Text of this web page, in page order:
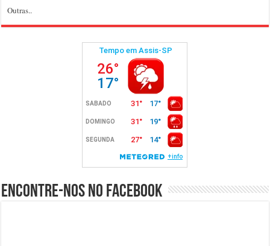
Outras..
Encontre-nos no Facebook